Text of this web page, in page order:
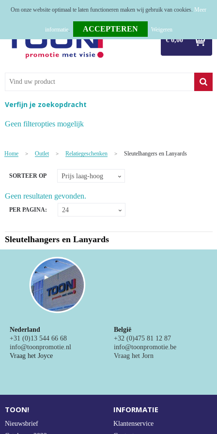
€ 0,00
Relatiegeschenken
Kerstpakketten
Tastingpakketten
Alle categorieën
Verfijn je zoekopdracht
Geen filteropties mogelijk
Home > Outlet > Relatiegeschenken > Sleutelhangers en Lanyards
SORTEER OP
Geen resultaten gevonden.
PER PAGINA:
Sleutelhangers en Lanyards
Nederland
+31 (0)13 544 66 68
info@toonpromotie.nl
Vraag het Joyce
België
+32 (0)475 81 12 87
info@toonpromotie.be
Vraag het Jorn
TOON!
Nieuwsbrief
INFORMATIE
Klantenservice
Om onze website optimaal te laten functioneren maken wij gebruik van cookies. Meer
informatie. Weigeren